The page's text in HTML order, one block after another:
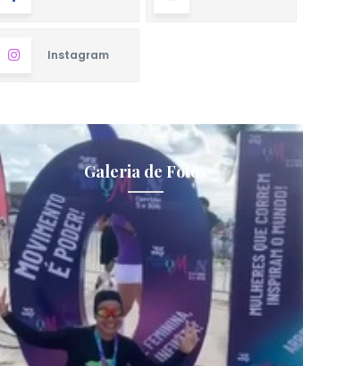
Instagram
Galeria de Fotos